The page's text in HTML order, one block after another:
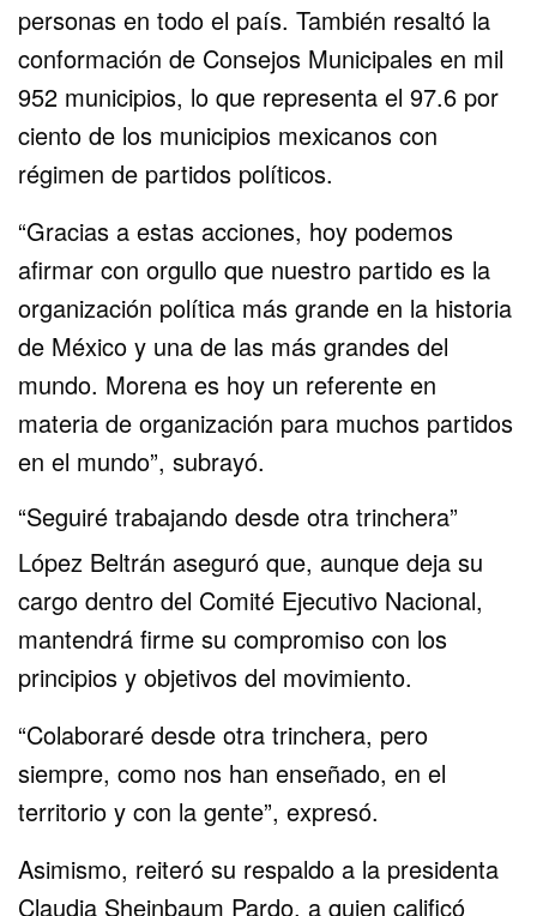
personas en todo el país. También resaltó la
conformación de Consejos Municipales en mil
952 municipios, lo que representa el 97.6 por
ciento de los municipios mexicanos con
régimen de partidos políticos.
“Gracias a estas acciones, hoy podemos
afirmar con orgullo que nuestro partido es la
organización política más grande en la historia
de México y una de las más grandes del
mundo. Morena es hoy un referente en
materia de organización para muchos partidos
en el mundo”, subrayó.
“Seguiré trabajando desde otra trinchera”
López Beltrán aseguró que, aunque deja su
cargo dentro del Comité Ejecutivo Nacional,
mantendrá firme su compromiso con los
principios y objetivos del movimiento.
“Colaboraré desde otra trinchera, pero
siempre, como nos han enseñado, en el
territorio y con la gente”, expresó.
Asimismo, reiteró su respaldo a la presidenta
Claudia Sheinbaum Pardo, a quien calificó